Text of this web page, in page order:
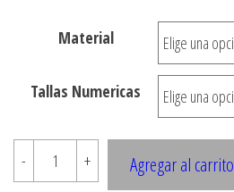
hasta
$7.900
Material
Tallas Numericas
-
2321
FALDA
+ Agregar al carrito